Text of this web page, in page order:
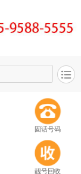
固话号码
靓号回收